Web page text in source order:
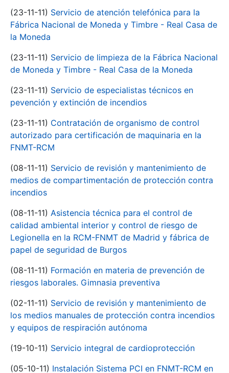
(23-11-11) Servicio de atención telefónica para la
Fábrica Nacional de Moneda y Timbre - Real Casa de
la Moneda
(23-11-11) Servicio de limpieza de la Fábrica Nacional
de Moneda y Timbre - Real Casa de la Moneda
(23-11-11) Servicio de especialistas técnicos en
pevención y extinción de incendios
(23-11-11) Contratación de organismo de control
autorizado para certificación de maquinaria en la
FNMT-RCM
(08-11-11) Servicio de revisión y mantenimiento de
medios de compartimentación de protección contra
incendios
(08-11-11) Asistencia técnica para el control de
calidad ambiental interior y control de riesgo de
Legionella en la RCM-FNMT de Madrid y fábrica de
papel de seguridad de Burgos
(08-11-11) Formación en materia de prevención de
riesgos laborales. Gimnasia preventiva
(02-11-11) Servicio de revisión y mantenimiento de
los medios manuales de protección contra incendios
y equipos de respiración autónoma
(19-10-11) Servicio integral de cardioprotección
(05-10-11) Instalación Sistema PCI en FNMT-RCM en